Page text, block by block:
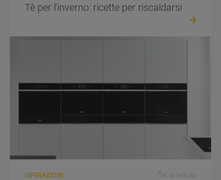
Tè per l'inverno: ricette per riscaldarsi
ISPIRAZIONI 4' di lettura